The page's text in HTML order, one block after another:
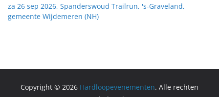
za 26 sep 2026, Spanderswoud Trailrun, 's-Graveland,
gemeente Wijdemeren (NH)
Copyright © 2026 Hardloopevenementen. Alle rechten